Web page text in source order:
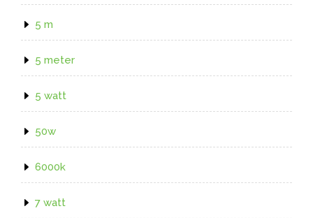
5 m
5 meter
5 watt
50w
6000k
7 watt